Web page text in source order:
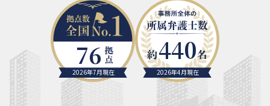
76
2026年7月現在
440
2026年4月現在